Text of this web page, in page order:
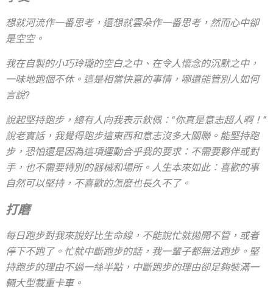
想就河流作一番思考，還想就雲朵作一番思考，然而心中卻
是空空。
我在自製的小巧玲瓏的空白之中、在令人懷念的沉默之中，
一味地跑個不休。這是相當快意的事情，哪還能管別人如何
言說?
說起堅持跑步，總有人向我表示欽佩：“你真是意志超人啊！”
說老實話，我覺得跑步這東西和意志沒多大關聯。能堅持跑
步，恐怕還是因為這項運動合乎我的要求：不需要夥伴或對
手，也不需要特別的器械和場所。人生本來如此：喜歡的事
自然可以堅持，不喜歡的怎麼也長久不了。
打磨
每日跑步對我來說好比生命線，不能說忙就拋開不管，或者
停下不跑了。忙就中斷跑步的話，我一輩子都無法跑步。堅
持跑步的理由不過一絲半點，中斷跑步的理由卻足夠裝滿一
輛大型載重卡車。